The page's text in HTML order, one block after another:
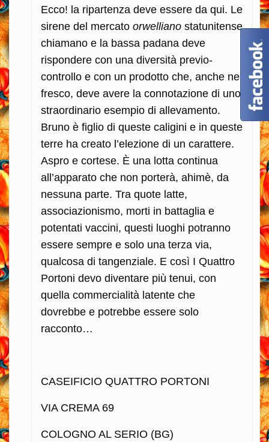
Ecco! la ripartenza deve essere da qui. Le
sirene del mercato orwelliano statunitense
chiamano e la bassa padana deve
rispondere con una diversità previo-
controllo e con un prodotto che, anche nel
fresco, deve avere la connotazione di uno
straordinario esempio di allevamento.
Bruno è figlio di queste caligini e in queste
terre ha creato l’elezione di un carattere.
Aspro e cortese. È una lotta continua
all’apparato che non porterà, ahimè, da
nessuna parte. Tra quote latte,
associazionismo, morti in battaglia e
potentati vaccini, questi luoghi potranno
essere sempre e solo una terza via,
qualcosa di tangenziale. E così I Quattro
Portoni devo diventare più tenui, con
quella commercialità latente che
dovrebbe e potrebbe essere solo
racconto…
CASEIFICIO QUATTRO PORTONI
VIA CREMA 69
COLOGNO AL SERIO (BG)